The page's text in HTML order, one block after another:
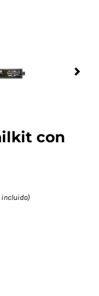
con
incluido)